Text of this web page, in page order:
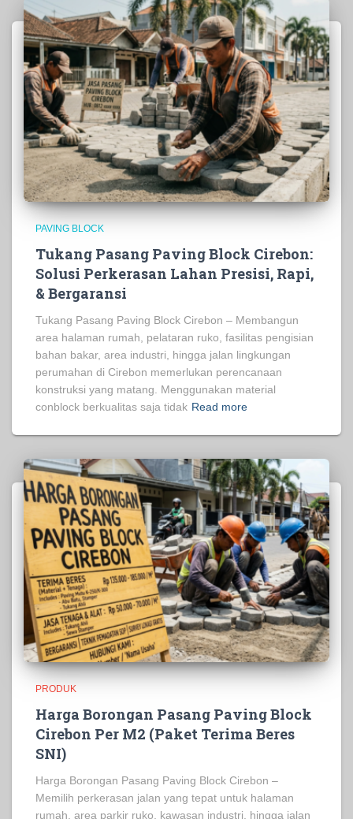
PAVING BLOCK
Tukang Pasang Paving Block Cirebon:
Solusi Perkerasan Lahan Presisi, Rapi,
& Bergaransi
Tukang Pasang Paving Block Cirebon – Membangun
area halaman rumah, pelataran ruko, fasilitas pengisian
bahan bakar, area industri, hingga jalan lingkungan
perumahan di Cirebon memerlukan perencanaan
konstruksi yang matang. Menggunakan material
conblock berkualitas saja tidak Read more
PRODUK
Harga Borongan Pasang Paving Block
Cirebon Per M2 (Paket Terima Beres
SNI)
Harga Borongan Pasang Paving Block Cirebon –
Memilih perkerasan jalan yang tepat untuk halaman
rumah, area parkir ruko, kawasan industri, hingga jalan